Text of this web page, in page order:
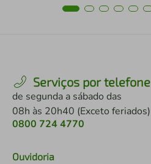
Serviços por telefone
de segunda a sábado das
08h às 20h40 (Exceto feriados)
0800 724 4770
Ouvidoria